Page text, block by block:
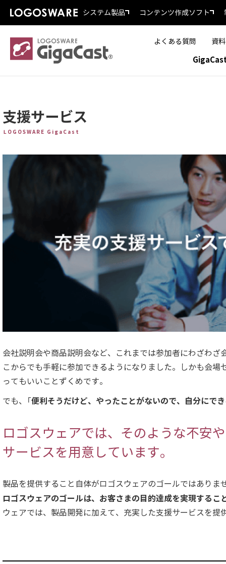
システム製品 コンテンツ作成ソフト
よくある質問 資
支援サービス
LOGOSWARE GigaCast
会社説明会や商品説明会など、これまでは参加者にわざわ
こからでも手軽に参加できるようになりました。しかも会
ってもいいことずくめです。
でも、「 便利そうだけど、やったことがないので、自分にで
ロゴスウェアでは、そのような不安
サービスを用意しています。
製品を提供すること自体がロゴスウェアのゴールではありま
ロゴスウェアのゴールは、お客さまの目的達成を実現するこ
ウェアでは、製品開発に加えて、充実した支援サービスを提